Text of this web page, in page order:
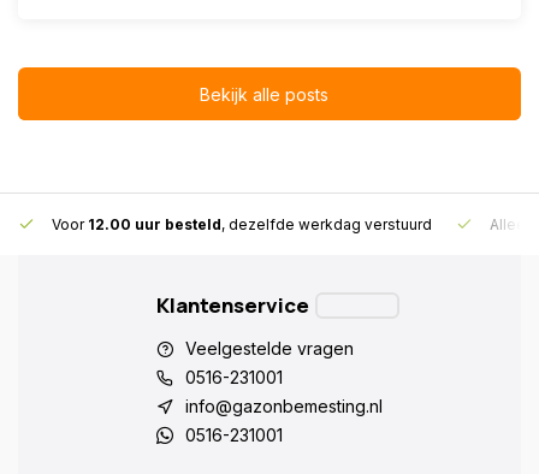
Bekijk alle posts
Voor 12.00 uur besteld, dezelfde werkdag verstuurd Alleen
Klantenservice
Veelgestelde vragen
0516-231001
info@gazonbemesting.nl
0516-231001